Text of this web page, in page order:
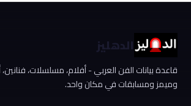
الدهليز
قاعدة بيانات الفن العربي - أفلام، مسلسلات، فنانين،
وميمز ومسابقات في مكان واحد.